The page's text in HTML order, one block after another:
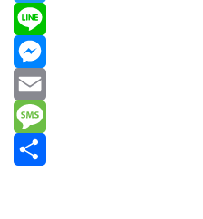
Twitter
Line
Messenger
Email
Message